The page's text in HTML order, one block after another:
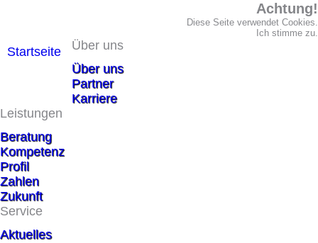
Achtung!
Diese Seite verwendet Cookies.
Ich stimme zu.
Startseite
Über uns
Über uns
Partner
Karriere
Leistungen
Beratung
Kompetenz
Profil
Zahlen
Zukunft
Service
Aktuelles